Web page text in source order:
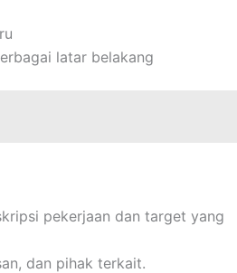
latar belakang
pekerjaan dan target yang
dan pihak terkait.